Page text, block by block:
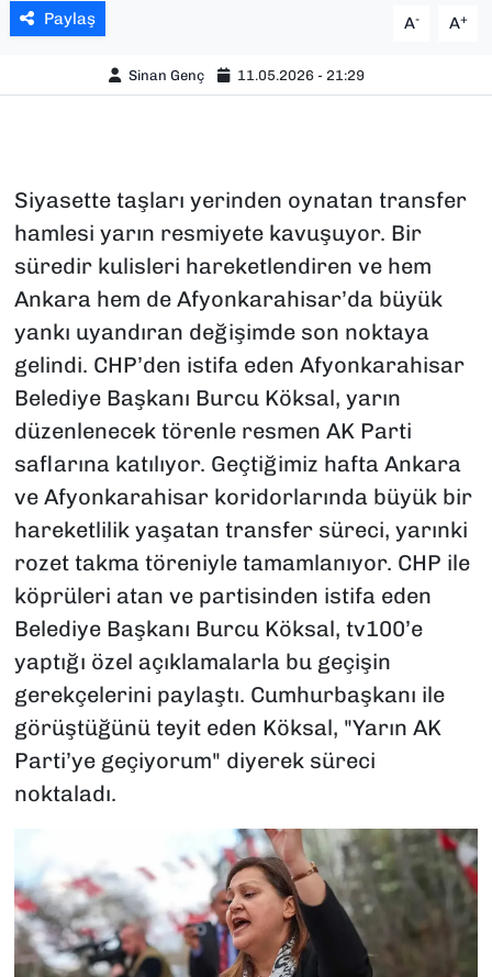
Paylaş A- A+
Sinan Genç 11.05.2026 - 21:29
Siyasette taşları yerinden oynatan transfer
hamlesi yarın resmiyete kavuşuyor. Bir
süredir kulisleri hareketlendiren ve hem
Ankara hem de Afyonkarahisar’da büyük
yankı uyandıran değişimde son noktaya
gelindi. CHP’den istifa eden Afyonkarahisar
Belediye Başkanı Burcu Köksal, yarın
düzenlenecek törenle resmen AK Parti
saflarına katılıyor. Geçtiğimiz hafta Ankara
ve Afyonkarahisar koridorlarında büyük bir
hareketlilik yaşatan transfer süreci, yarınki
rozet takma töreniyle tamamlanıyor. CHP ile
köprüleri atan ve partisinden istifa eden
Belediye Başkanı Burcu Köksal, tv100’e
yaptığı özel açıklamalarla bu geçişin
gerekçelerini paylaştı. Cumhurbaşkanı ile
görüştüğünü teyit eden Köksal, "Yarın AK
Parti’ye geçiyorum" diyerek süreci
noktaladı.